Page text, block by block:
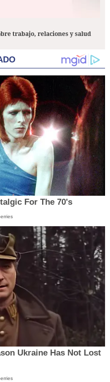
trabajo, relaciones y salud
For The 70's
Ukraine Has Not Lost